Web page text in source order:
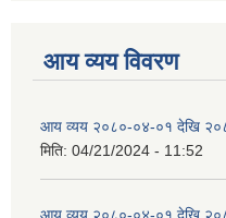
आय व्यय विवरण
आय व्यय २०८०-०४-०१ देखि
मिति: 04/21/2024 - 11:52
आय व्यय २०८०-०४-०१ देखि